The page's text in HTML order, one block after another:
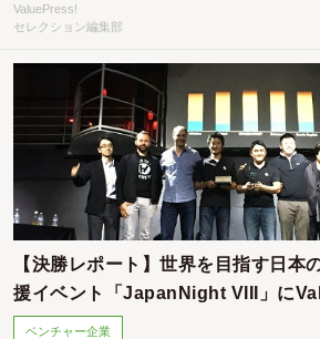
ValuePress!
セレクション編集部
【決勝レポート】世界を目指す日本
援イベント「JapanNight VIII」に
ベンチャー企業